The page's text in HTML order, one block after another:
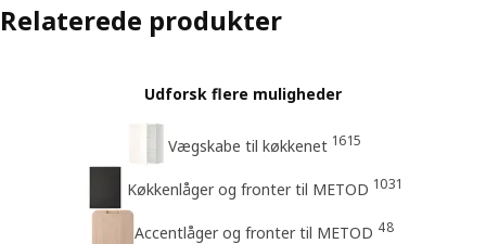
Relaterede produkter
Udforsk flere muligheder
Vægskabe til køkkenet 1615
Køkkenlåger og fronter til METOD 1031
Accentlåger og fronter til METOD 48